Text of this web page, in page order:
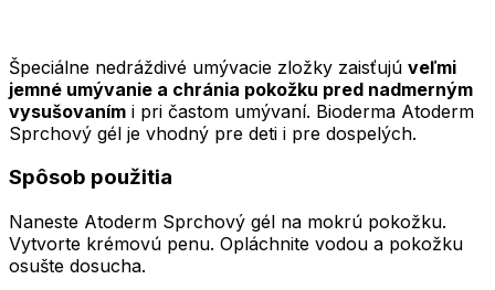
Špeciálne nedráždivé umývacie zložky zaisťujú veľmi
jemné umývanie a chránia pokožku pred nadmerným
vysušovaním i pri častom umývaní. Bioderma Atoderm
Sprchový gél je vhodný pre deti i pre dospelých.
Spôsob použitia
Naneste Atoderm Sprchový gél na mokrú pokožku.
Vytvorte krémovú penu. Opláchnite vodou a pokožku
osušte dosucha.